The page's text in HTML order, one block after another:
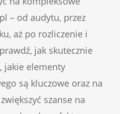
– od audytu, przez
aż po rozliczenie i
jak skutecznie
jakie elementy
są kluczowe oraz na
szanse na